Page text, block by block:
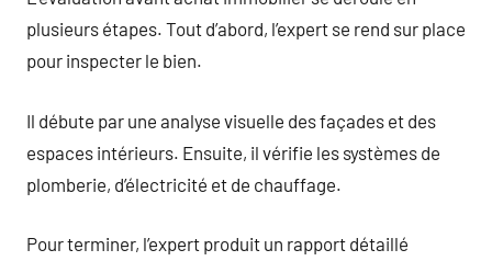
plusieurs étapes. Tout d’abord, l’expert se rend sur place
pour inspecter le bien.
Il débute par une analyse visuelle des façades et des
espaces intérieurs. Ensuite, il vérifie les systèmes de
plomberie, d’électricité et de chauffage.
Pour terminer, l’expert produit un rapport détaillé